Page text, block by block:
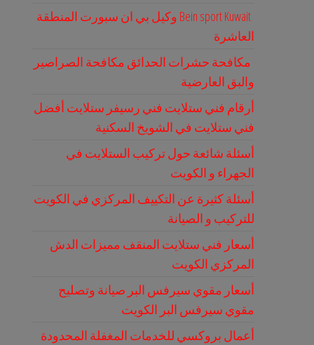
Bein sport Kuwait وكيل بي ان سبورت المنطقة
العاشرة
مكافحة حشرات الحدائق مكافحة الصراصير
والبق العارضية
أرقام فني ستلايت فني رسيفر ستلايت أفضل
فني ستلايت في الشويخ السكنية
أسئلة شائعة حول تركيب الستلايت في
الجهراء و الكويت
أسئلة كثيرة عن التكييف المركزي في الكويت
للتركيب و الصيانة
أسعار فني ستلايت المنقف مميزات الدش
المركزي الكويت
أسعار مقوي سيرفس البر صيانة وتصليح
مقوي سيرفس البر الكويت
أعمال بروكسي للخدمات المغفلة المحدودة